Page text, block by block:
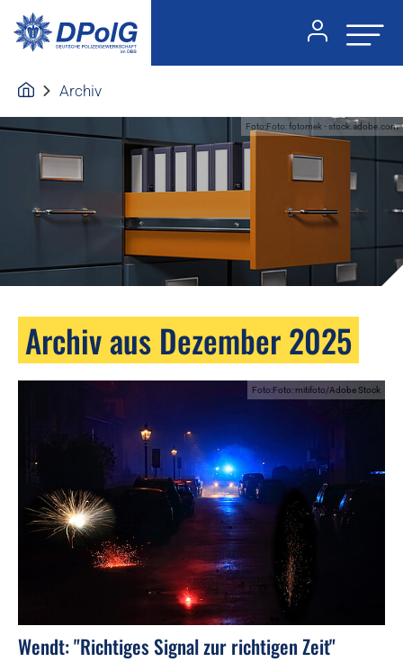
Archiv
Foto:Foto: fotomek - stock.adobe.com
Archiv aus Dezember 2025
Foto:Foto: mitifoto/Adobe Stock
Wendt: "Richtiges Signal zur richtigen Zeit"